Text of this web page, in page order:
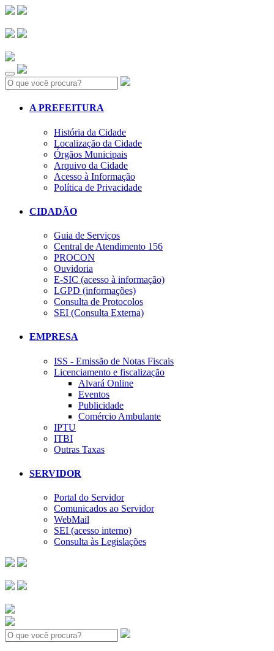
Search:
A PREFEITURA
História da Cidade
Localização da Cidade
Órgãos Municipais
Arquivo da Cidade
Acesso à Informação
Política de Privacidade
CIDADÃO
Guia de Serviços
Central de Atendimento 156
PROCON
Ouvidoria
E-SIC (acesso à informação)
LGPD (informações)
Consulta de Protocolos
SEI (Consulta Externa)
EMPRESA
ISS - Emissão de Notas Fiscais
Licenciamento e fiscalização
Alvará Online
Eventos
Publicidade
Comércio Ambulante
IPTU
ITBI
Outras Taxas
SERVIDOR
Portal do Servidor
Comunicados ao Servidor
WebMail
SEI (acesso interno)
Consulta às Legislações
Search: